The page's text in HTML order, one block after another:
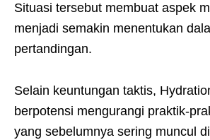
Situasi tersebut membuat aspek
menjadi semakin menentukan
pertandingan.
Selain keuntungan taktis,
berpotensi mengurangi praktik-
yang sebelumnya sering muncul